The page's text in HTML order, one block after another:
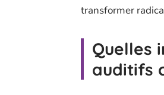
transformer
Quelles
auditifs